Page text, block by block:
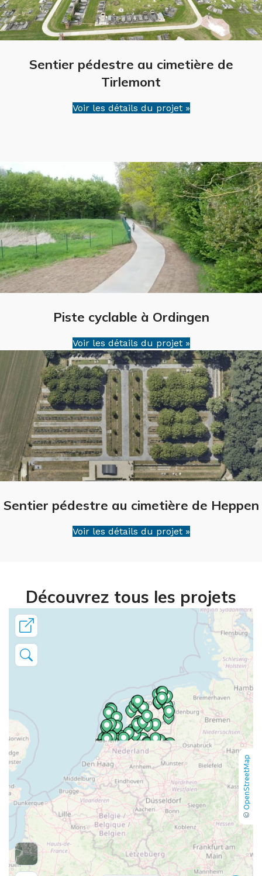
Sentier pédestre au cimetière de
Tirlemont
Voir les détails du projet »
Piste cyclable à Ordingen
Voir les détails du projet »
Sentier pédestre au cimetière de Heppen
Voir les détails du projet »
Découvrez tous les projets